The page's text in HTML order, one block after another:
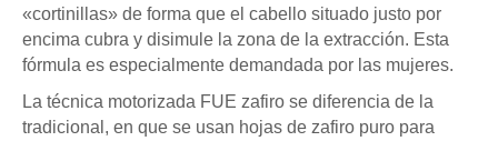
«cortinillas» de forma que el cabello situado justo por
encima cubra y disimule la zona de la extracción. Esta
fórmula es especialmente demandada por las mujeres.
La técnica motorizada FUE zafiro se diferencia de la
tradicional, en que se usan hojas de zafiro puro para